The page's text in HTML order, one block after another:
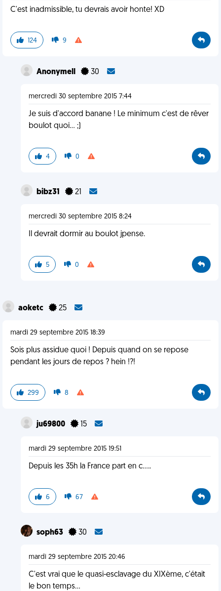
C'est inadmissible, tu devrais avoir honte! XD
124 9
Anonymell 30
mercredi 30 septembre 2015 7:44
Je suis d'accord banane ! Le minimum c'est de rêver
boulot quoi... ;)
4 0
bibz31 21
mercredi 30 septembre 2015 8:24
Il devrait dormir au boulot jpense.
5 0
aoketc 25
mardi 29 septembre 2015 18:39
Sois plus assidue quoi ! Depuis quand on se repose
pendant les jours de repos ? hein !?!
299 8
ju69800 15
mardi 29 septembre 2015 19:51
Depuis les 35h la France part en c.....
6 67
soph63 30
mardi 29 septembre 2015 20:46
C'est vrai que le quasi-esclavage du XIXème, c'était
le bon temps...